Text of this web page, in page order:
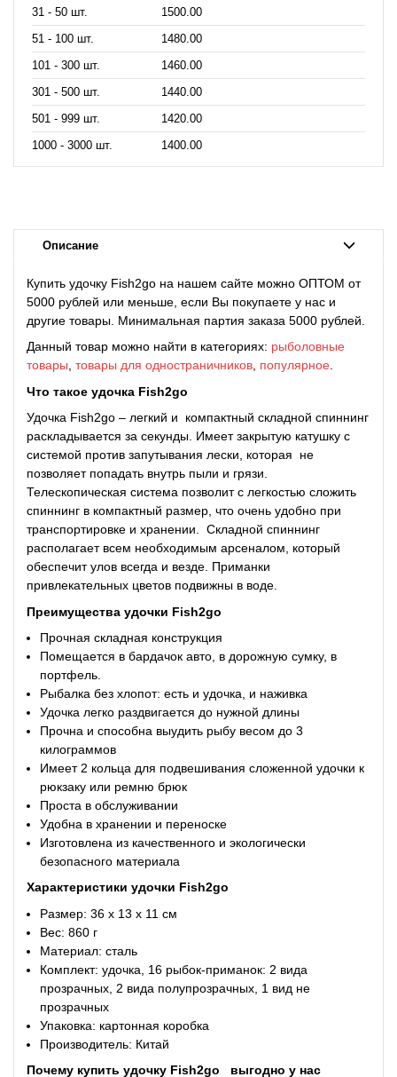
31 - 50 шт.
1500.00
51 - 100 шт.
1480.00
101 - 300 шт.
1460.00
301 - 500 шт.
1440.00
501 - 999 шт.
1420.00
1000 - 3000 шт.
1400.00
Описание
Купить удочку Fish2go на нашем сайте можно ОПТОМ от
5000 рублей или меньше, если Вы покупаете у нас и
другие товары. Минимальная партия заказа 5000 рублей.
Данный товар можно найти в категориях: рыболовные
товары, товары для одностраничников, популярное.
Что такое удочка Fish2go
Удочка Fish2go – легкий и компактный складной спиннинг
раскладывается за секунды. Имеет закрытую катушку с
системой против запутывания лески, которая не
позволяет попадать внутрь пыли и грязи.
Телескопическая система позволит с легкостью сложить
спиннинг в компактный размер, что очень удобно при
транспортировке и хранении. Складной спиннинг
располагает всем необходимым арсеналом, который
обеспечит улов всегда и везде. Приманки
привлекательных цветов подвижны в воде.
Преимущества удочки Fish2go
Прочная складная конструкция
Помещается в бардачок авто, в дорожную сумку, в
портфель.
Рыбалка без хлопот: есть и удочка, и наживка
Удочка легко раздвигается до нужной длины
Прочна и способна выудить рыбу весом до 3
килограммов
Имеет 2 кольца для подвешивания сложенной удочки к
рюкзаку или ремню брюк
Проста в обслуживании
Удобна в хранении и переноске
Изготовлена из качественного и экологически
безопасного материала
Характеристики удочки Fish2go
Размер: 36 x 13 x 11 см
Вес: 860 г
Материал: сталь
Комплект: удочка, 16 рыбок-приманок: 2 вида
прозрачных, 2 вида полупрозрачных, 1 вид не
прозрачных
Упаковка: картонная коробка
Производитель: Китай
Почему купить удочку Fish2go выгодно у нас